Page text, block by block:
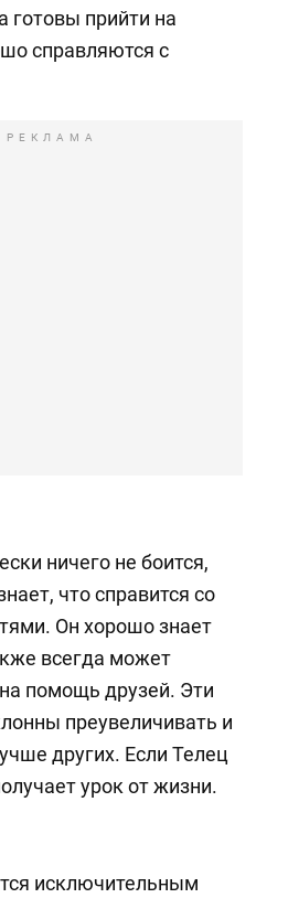
готовы прийти на
справляются с
РЕКЛАМА
ничего не боится,
что справится со
Он хорошо знает
всегда может
помощь друзей. Эти
преувеличивать и
других. Если Телец
урок от жизни.
исключительным